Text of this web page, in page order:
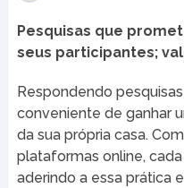
Pesquisas que
seus participantes;
Respondendo
conveniente de ganhar
da sua própria casa.
plataformas online,
aderindo a essa prática